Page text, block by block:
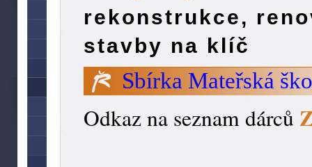
rekonstrukce,
stavby na klíč
Sbírka Mateřská
Odkaz na seznam dárců